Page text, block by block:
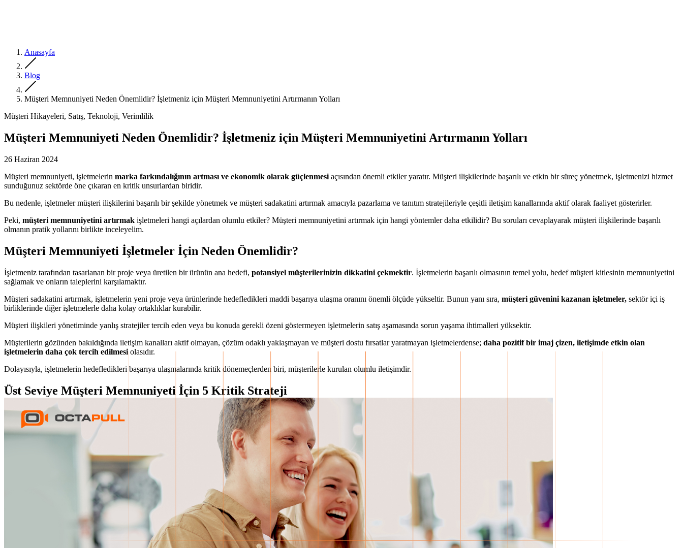
Anasayfa
Blog
Müşteri Memnuniyeti Neden Önemlidir? İşletmeniz için Müşteri Memnuniyetini Artırmanın Yolları
Müşteri Hikayeleri, Satış, Teknoloji, Verimlilik
Müşteri Memnuniyeti Neden Önemlidir? İşletmeniz için Müşteri Memnuniyetini Artırmanın Yolları
26 Haziran 2024
Müşteri memnuniyeti, işletmelerin marka farkındalığının artması ve ekonomik olarak güçlenmesi açısından önemli etkiler yaratır. Müşteri ilişkilerinde başarılı ve etkin bir süreç yönetmek, işletmenizi hizmet
sunduğunuz sektörde öne çıkaran en kritik unsurlardan biridir.
Bu nedenle, işletmeler müşteri ilişkilerini başarılı bir şekilde yönetmek ve müşteri sadakatini artırmak amacıyla pazarlama ve tanıtım stratejileriyle çeşitli iletişim kanallarında aktif olarak faaliyet gösterirler.
Peki, müşteri memnuniyetini artırmak işletmeleri hangi açılardan olumlu etkiler? Müşteri memnuniyetini artırmak için hangi yöntemler daha etkilidir? Bu soruları cevaplayarak müşteri ilişkilerinde başarılı
olmanın pratik yollarını birlikte inceleyelim.
Müşteri Memnuniyeti İşletmeler İçin Neden Önemlidir?
İşletmeniz tarafından tasarlanan bir proje veya üretilen bir ürünün ana hedefi, potansiyel müşterilerinizin dikkatini çekmektir. İşletmelerin başarılı olmasının temel yolu, hedef müşteri kitlesinin memnuniyetini
sağlamak ve onların taleplerini karşılamaktır.
Müşteri sadakatini artırmak, işletmelerin yeni proje veya ürünlerinde hedefledikleri maddi başarıya ulaşma oranını önemli ölçüde yükseltir. Bunun yanı sıra, müşteri güvenini kazanan işletmeler, sektör içi iş
birliklerinde diğer işletmelerle daha kolay ortaklıklar kurabilir.
Müşteri ilişkileri yönetiminde yanlış stratejiler tercih eden veya bu konuda gerekli özeni göstermeyen işletmelerin satış aşamasında sorun yaşama ihtimalleri yüksektir.
Müşterilerin gözünden bakıldığında iletişim kanalları aktif olmayan, çözüm odaklı yaklaşmayan ve müşteri dostu fırsatlar yaratmayan işletmelerdense; daha pozitif bir imaj çizen, iletişimde etkin olan
işletmelerin daha çok tercih edilmesiolasıdır.
Dolayısıyla, işletmelerin hedefledikleri başarıya ulaşmalarında kritik dönemeçlerden biri, müşterilerle kurulan olumlu iletişimdir.
Üst Seviye Müşteri Memnuniyeti İçin 5 Kritik Strateji